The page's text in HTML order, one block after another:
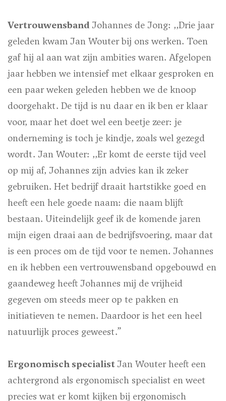
Vertrouwensband Johannes de Jong: ,,Drie jaar
geleden kwam Jan Wouter bij ons werken. Toen
gaf hij al aan wat zijn ambities waren. Afgelopen
jaar hebben we intensief met elkaar gesproken en
een paar weken geleden hebben we de knoop
doorgehakt. De tijd is nu daar en ik ben er klaar
voor, maar het doet wel een beetje zeer: je
onderneming is toch je kindje, zoals wel gezegd
wordt. Jan Wouter: ,,Er komt de eerste tijd veel
op mij af, Johannes zijn advies kan ik zeker
gebruiken. Het bedrijf draait hartstikke goed en
heeft een hele goede naam: die naam blijft
bestaan. Uiteindelijk geef ik de komende jaren
mijn eigen draai aan de bedrijfsvoering, maar dat
is een proces om de tijd voor te nemen. Johannes
en ik hebben een vertrouwensband opgebouwd en
gaandeweg heeft Johannes mij de vrijheid
gegeven om steeds meer op te pakken en
initiatieven te nemen. Daardoor is het een heel
natuurlijk proces geweest.”
Ergonomisch specialistJan Wouter heeft een
achtergrond als ergonomisch specialist en weet
precies wat er komt kijken bij ergonomisch